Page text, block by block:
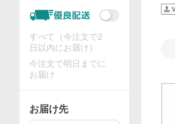
すべて（今注文で2
日以内にお届け）
今注文で明日までに
お届け
お届け先